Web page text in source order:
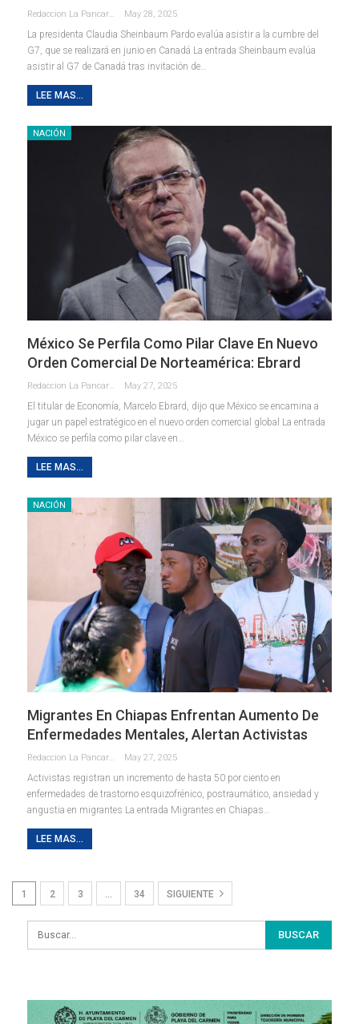
Redaccion La Pancarta De Quintana Roo May 28, 2025
La presidenta Claudia Sheinbaum Pardo evalúa asistir a la cumbre del
G7, que se realizará en junio en Canadá La entrada Sheinbaum evalúa
asistir al G7 de Canadá tras invitación de…
LEE MAS...
NACIÓN
México Se Perfila Como Pilar Clave En Nuevo
Orden Comercial De Norteamérica: Ebrard
Redaccion La Pancarta De Quintana Roo May 27, 2025
El titular de Economía, Marcelo Ebrard, dijo que México se encamina a
jugar un papel estratégico en el nuevo orden comercial global La entrada
México se perfila como pilar clave en…
LEE MAS...
NACIÓN
Migrantes En Chiapas Enfrentan Aumento De
Enfermedades Mentales, Alertan Activistas
Redaccion La Pancarta De Quintana Roo May 27, 2025
Activistas registran un incremento de hasta 50 por ciento en
enfermedades de trastorno esquizofrénico, postraumático, ansiedad y
angustia en migrantes La entrada Migrantes en Chiapas…
LEE MAS...
1 2 3 … 34 SIGUIENTE